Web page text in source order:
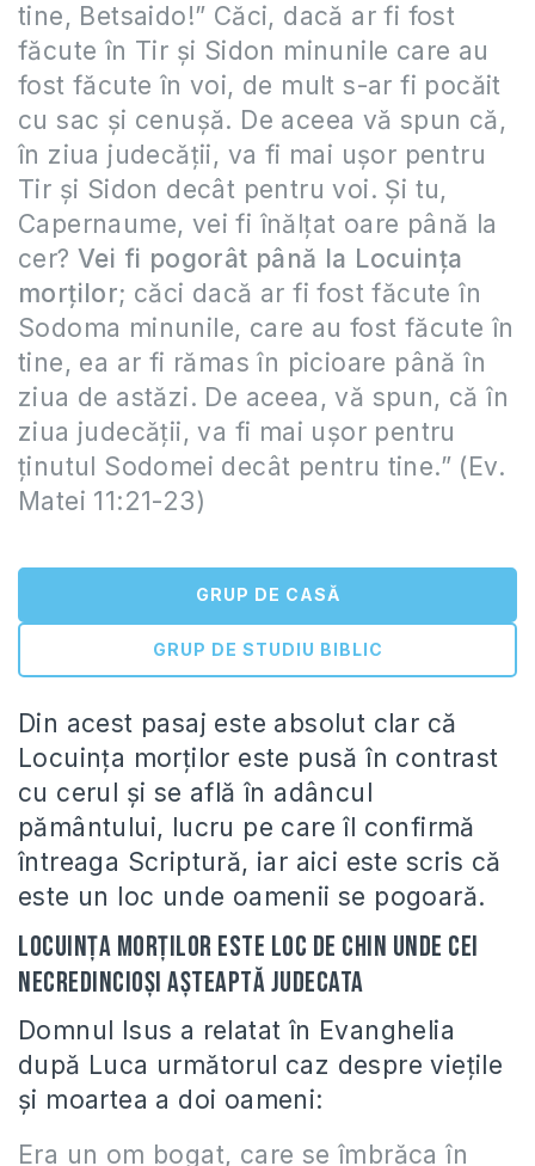
tine, Betsaido!” Căci, dacă ar fi fost
făcute în Tir şi Sidon minunile care au
fost făcute în voi, de mult s-ar fi pocăit
cu sac şi cenuşă. De aceea vă spun că,
în ziua judecăţii, va fi mai uşor pentru
Tir şi Sidon decât pentru voi. Şi tu,
Capernaume, vei fi înălţat oare până la
cer? Vei fi pogorât până la Locuinţa
morţilor; căci dacă ar fi fost făcute în
Sodoma minunile, care au fost făcute în
tine, ea ar fi rămas în picioare până în
ziua de astăzi. De aceea, vă spun, că în
ziua judecăţii, va fi mai uşor pentru
ţinutul Sodomei decât pentru tine.” (Ev.
Matei 11:21-23)
GRUP DE CASĂ
GRUP DE STUDIU BIBLIC
Din acest pasaj este absolut clar că
Locuinţa morţilor este pusă în contrast
cu cerul şi se află în adâncul
pământului, lucru pe care îl confirmă
întreaga Scriptură, iar aici este scris că
este un loc unde oamenii se pogoară.
Locuinţa morţilor este loc de chin unde cei
necredincioşi aşteaptă judecata
Domnul Isus a relatat în Evanghelia
după Luca următorul caz despre vieţile
şi moartea a doi oameni:
Era un om bogat, care se îmbrăca în